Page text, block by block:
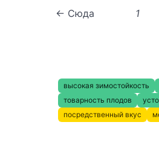
← Сюда 1
высокая зимостойкость
товарность плодов
посредственный вкус